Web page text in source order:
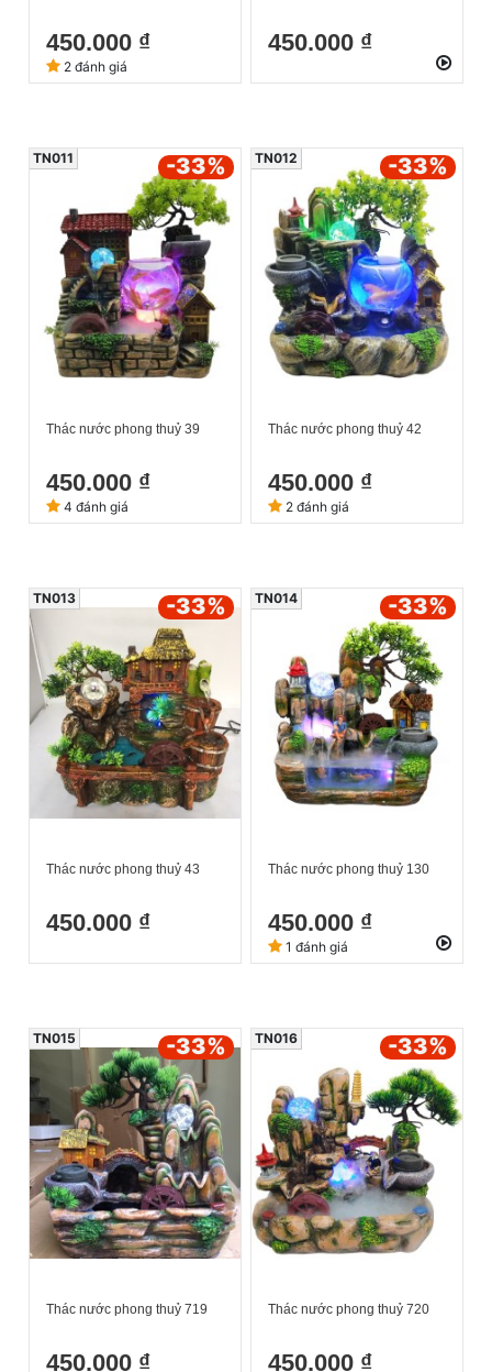
450.000 ₫
2 đánh giá
450.000 ₫
Thác nước phong thuỷ 39
450.000 ₫
TN011 -33%
4 đánh giá
Thác nước phong thuỷ 42
450.000 ₫
TN012 -33%
2 đánh giá
Thác nước phong thuỷ 43
450.000 ₫
TN013 -33%
Thác nước phong thuỷ 130
450.000 ₫
TN014 -33%
1 đánh giá
Thác nước phong thuỷ 719
450.000 ₫
TN015 -33%
Thác nước phong thuỷ 720
450.000 ₫
TN016 -33%